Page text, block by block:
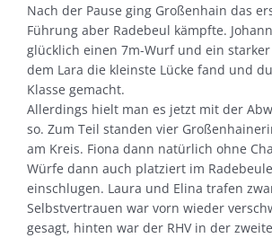
Nach der Pause ging Großenhain das
Führung aber Radebeul kämpfte.
glücklich einen 7m-Wurf und ein
dem Lara die kleinste Lücke fand und
Klasse gemacht.
Allerdings hielt man es jetzt mit der
so. Zum Teil standen vier
am Kreis. Fiona dann natürlich ohne
Würfe dann auch platziert im
einschlugen. Laura und Elina trafen
Selbstvertrauen war vorn wieder
gesagt, hinten war der RHV in der